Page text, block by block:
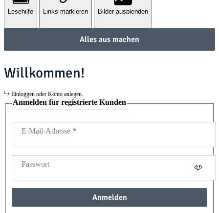
Lesehilfe Links markieren Bilder ausblenden
Alles aus machen
Willkommen!
Einloggen oder Konto anlegen.
Anmelden für registrierte Kunden
E-Mail-Adresse
Passwort
Anmelden